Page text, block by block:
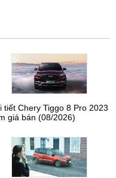
tiết Chery Tiggo 8 Pro 2023
giá bán (08/2026)